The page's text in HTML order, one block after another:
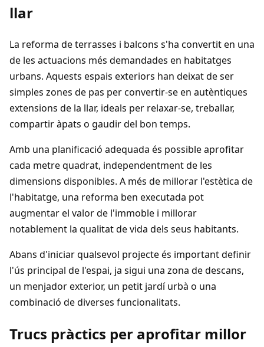
llar
La reforma de terrasses i balcons s'ha convertit en una
de les actuacions més demandades en habitatges
urbans. Aquests espais exteriors han deixat de ser
simples zones de pas per convertir-se en autèntiques
extensions de la llar, ideals per relaxar-se, treballar,
compartir àpats o gaudir del bon temps.
Amb una planificació adequada és possible aprofitar
cada metre quadrat, independentment de les
dimensions disponibles. A més de millorar l'estètica de
l'habitatge, una reforma ben executada pot
augmentar el valor de l'immoble i millorar
notablement la qualitat de vida dels seus habitants.
Abans d'iniciar qualsevol projecte és important definir
l'ús principal de l'espai, ja sigui una zona de descans,
un menjador exterior, un petit jardí urbà o una
combinació de diverses funcionalitats.
Trucs pràctics per aprofitar millor